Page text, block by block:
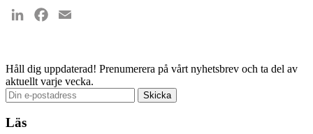
LinkedInFacebook
Håll dig uppdaterad! Prenumerera på vårt nyhetsbrev och ta del av
aktuellt varje vecka.
Läs